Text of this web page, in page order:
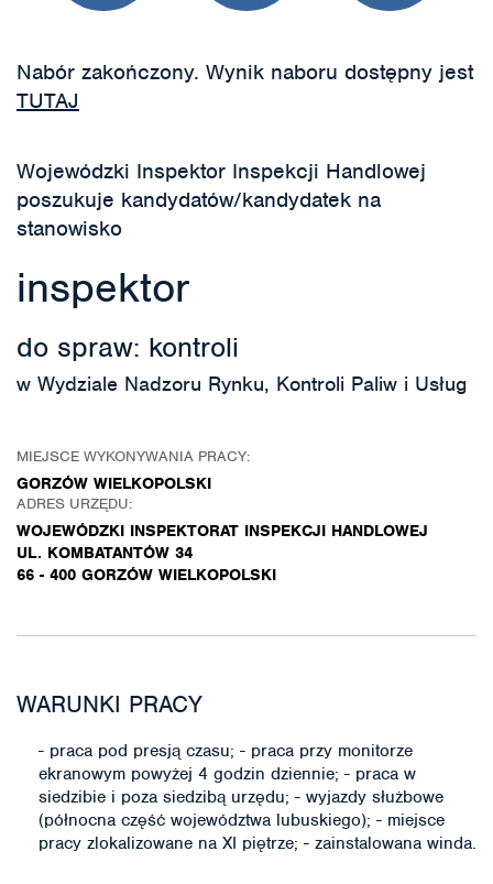
Nabór zakończony. Wynik naboru dostępny jest
TUTAJ
Wojewódzki Inspektor Inspekcji Handlowej
poszukuje kandydatów/kandydatek na
stanowisko
inspektor
do spraw: kontroli
w Wydziale Nadzoru Rynku, Kontroli Paliw i Usług
MIEJSCE WYKONYWANIA PRACY:
GORZÓW WIELKOPOLSKI
ADRES URZĘDU:
WOJEWÓDZKI INSPEKTORAT INSPEKCJI HANDLOWEJ
UL. KOMBATANTÓW 34
66 - 400 GORZÓW WIELKOPOLSKI
WARUNKI PRACY
- praca pod presją czasu; - praca przy monitorze
ekranowym powyżej 4 godzin dziennie; - praca w
siedzibie i poza siedzibą urzędu; - wyjazdy służbowe
(północna część województwa lubuskiego); - miejsce
pracy zlokalizowane na XI piętrze; - zainstalowana winda.